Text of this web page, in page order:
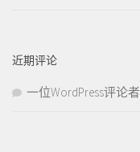
近期评论
一位WordPress评论者